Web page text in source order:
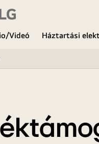
Videó Háztartási